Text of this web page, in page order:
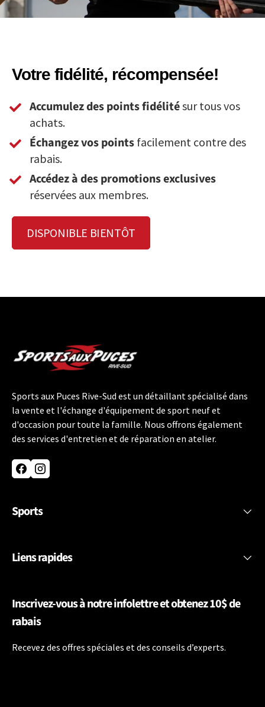
Votre fidélité, récompensée!
Accumulez des points fidélitésur tous vos
achats.
Échangez vos points facilement contre des
rabais.
Accédez à des promotions exclusives
réservées aux membres.
DISPONIBLE BIENTÔT
Sports aux Puces Rive-Sud est un détaillant spécialisé dans
la vente et l'échange d'équipement de sport neuf et
d'occasion pour toute la famille. Nous offrons également
des services d'entretien et de réparation en atelier.
FacebookInstagram
Sports
Liens rapides
Inscrivez-vous à notre infolettre et obtenez 10$ de
rabais
Recevez des offres spéciales et des conseils d’experts.